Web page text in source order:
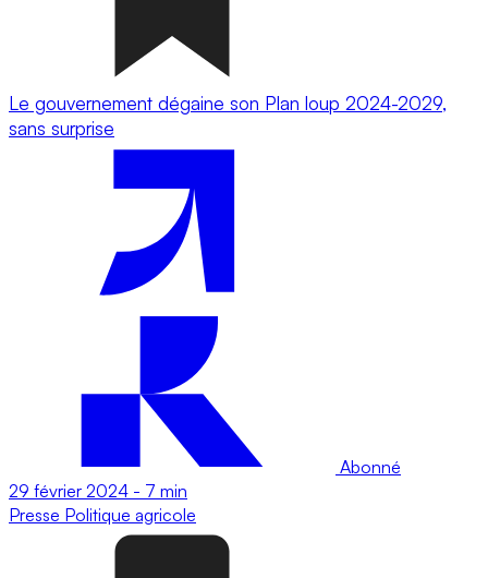
Le gouvernement dégaine son Plan loup 2024-2029,
sans surprise
Abonné
29 février 2024 - 7 min
Presse Politique agricole